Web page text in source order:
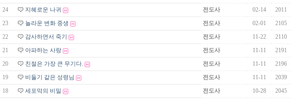
24
지혜로운 나귀 전도사 02-14
2011
23
놀라운 변화 중생 전도사 02-01
2105
22
감사하면서 죽기 전도사 11-22
2110
21
아파하는 사랑 전도사 11-11
2191
20
친절은 가장 큰 무기다. 전도사 11-11
2196
19
비둘기 같은 성령님 전도사 11-11
2039
18
세포막의 비밀 전도사 10-28
2045